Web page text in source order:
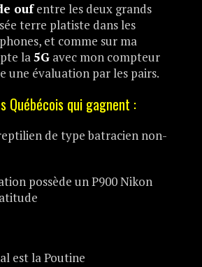
oufentre les deux grands
terre platiste dans les
et comme sur ma
la5Gavec mon compteur
une évaluation par les pairs.
Québécois qui gagnent :
de type batracien non-
possède un P900 Nikon
est la Poutine